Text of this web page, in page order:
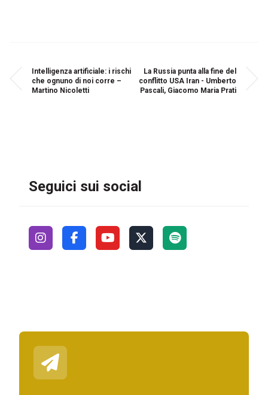
Intelligenza artificiale: i rischi
che ognuno di noi corre –
Martino Nicoletti
La Russia punta alla fine del
conflitto USA Iran - Umberto
Pascali, Giacomo Maria Prati
Seguici sui social